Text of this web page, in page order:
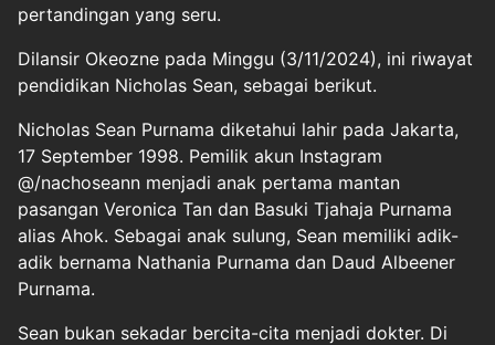
pertandingan yang seru.
Dilansir Okeozne pada Minggu (3/11/2024), ini riwayat
pendidikan Nicholas Sean, sebagai berikut.
Nicholas Sean Purnama diketahui lahir pada Jakarta,
17 September 1998. Pemilik akun Instagram
@/nachoseann menjadi anak pertama mantan
pasangan Veronica Tan dan Basuki Tjahaja Purnama
alias Ahok. Sebagai anak sulung, Sean memiliki adik-
adik bernama Nathania Purnama dan Daud Albeener
Purnama.
Sean bukan sekadar bercita-cita menjadi dokter. Di